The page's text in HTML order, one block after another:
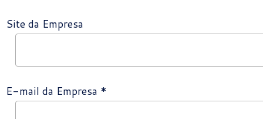
Site da Empresa
E-mail da Empresa *